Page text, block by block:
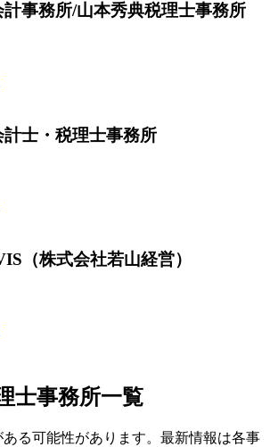
事務所/山本秀典税理士事務所
士・税理士事務所
（株式会社若山経営）
士事務所一覧
る可能性があります。最新情報は各事